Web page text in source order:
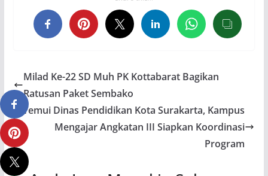
Milad Ke-22 SD Muh PK Kottabarat Bagikan
Ratusan Paket Sembako
Temui Dinas Pendidikan Kota Surakarta, Kampus
Mengajar Angkatan III Siapkan Koordinasi
Program